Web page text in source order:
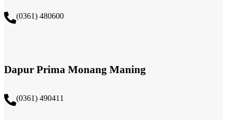
(0361) 480600
Dapur Prima Monang Maning
(0361) 490411​